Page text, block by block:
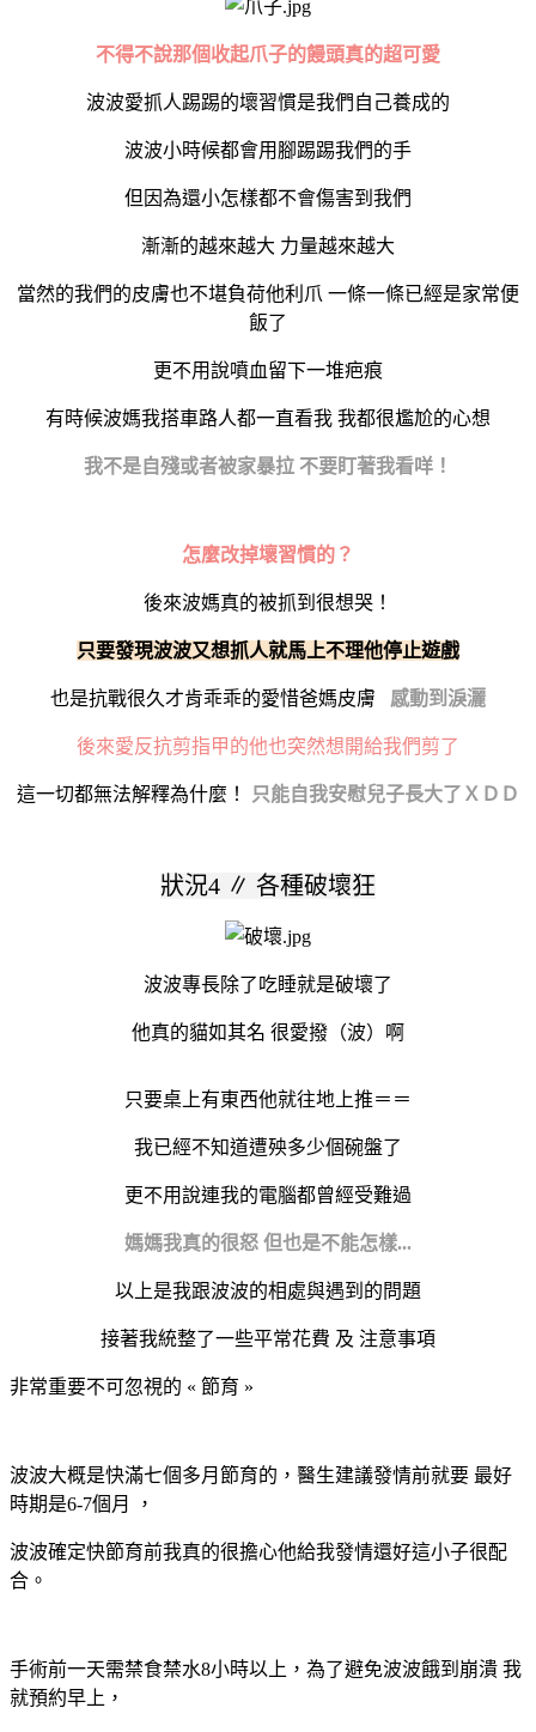
不得不說那個收起爪子的饅頭真的超可愛
波波愛抓人踢踢的壞習慣是我們自己養成的
波波小時候都會用腳踢踢我們的手
但因為還小怎樣都不會傷害到我們
漸漸的越來越大 力量越來越大
當然的我們的皮膚也不堪負荷他利爪 一條一條已經是家常便
飯了
更不用說噴血留下一堆疤痕
有時候波媽我搭車路人都一直看我 我都很尷尬的心想
我不是自殘或者被家暴拉 不要盯著我看咩！
怎麼改掉壞習慣的？
後來波媽真的被抓到很想哭！
只要發現波波又想抓人就馬上不理他停止遊戲
也是抗戰很久才肯乖乖的愛惜爸媽皮膚 感動到淚灑
後來愛反抗剪指甲的他也突然想開給我們剪了
這一切都無法解釋為什麼！ 只能自我安慰兒子長大了ＸＤＤ
狀況4 ∥ 各種破壞狂
波波專長除了吃睡就是破壞了
他真的貓如其名 很愛撥（波）啊
只要桌上有東西他就往地上推＝＝
我已經不知道遭殃多少個碗盤了
更不用說連我的電腦都曾經受難過
媽媽我真的很怒 但也是不能怎樣...
以上是我跟波波的相處與遇到的問題
接著我統整了一些平常花費 及 注意事項
非常重要不可忽視的 « 節育 »
波波大概是快滿七個多月節育的，醫生建議發情前就要 最好
時期是6-7個月 ，
波波確定快節育前我真的很擔心他給我發情還好這小子很配
合。
手術前一天需禁食禁水8小時以上，為了避免波波餓到崩潰 我
就預約早上，